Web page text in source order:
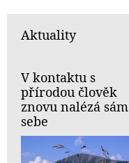
Aktuality
V kontaktu s
přírodou člověk
znovu nalézá sám
sebe